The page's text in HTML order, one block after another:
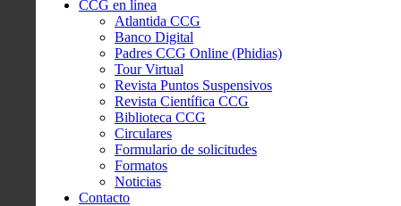
CCG en línea
Atlantida CCG
Banco Digital
Padres CCG Online (Phidias)
Tour Virtual
Revista Puntos Suspensivos
Revista Científica CCG
Biblioteca CCG
Circulares
Formulario de solicitudes
Formatos
Noticias
Contacto